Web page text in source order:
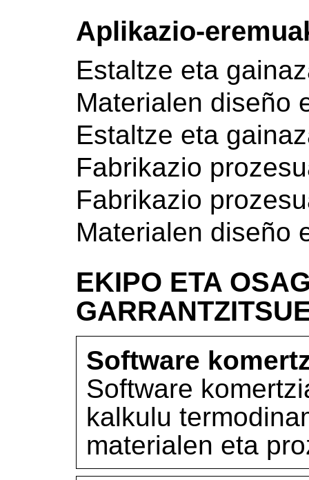
Aplikazio-
Estaltze eta
Materialen diseño
Estaltze eta
Fabrikazio
Fabrikazio
Materialen diseño
EKIPO ETA
Software
Software
kalkulu
materialen eta